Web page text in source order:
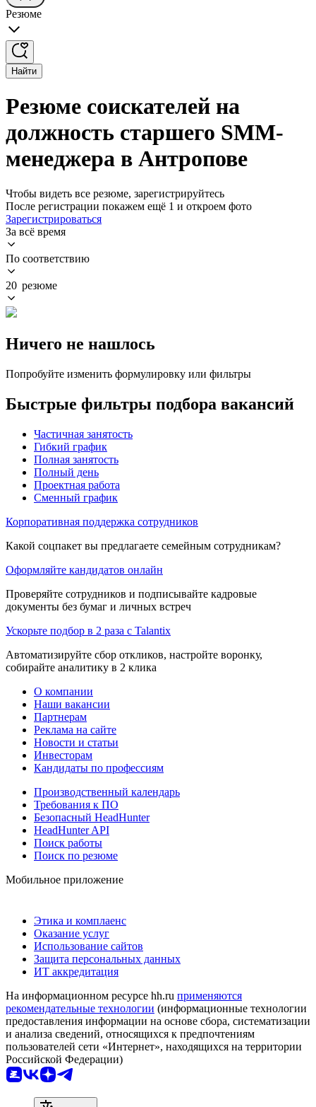
Резюме
Найти
Резюме соискателей на
должность старшего SMM-
менеджера в Антропове
Чтобы видеть все резюме, зарегистрируйтесь
После регистрации покажем ещё 1 и откроем фото
Зарегистрироваться
За всё время
По соответствию
20 резюме
Ничего не нашлось
Попробуйте изменить формулировку или фильтры
Быстрые фильтры подбора вакансий
Частичная занятость
Гибкий график
Полная занятость
Полный день
Проектная работа
Сменный график
Корпоративная поддержка сотрудников
Какой соцпакет вы предлагаете семейным сотрудникам?
Оформляйте кандидатов онлайн
Проверяйте сотрудников и подписывайте кадровые
документы без бумаг и личных встреч
Ускорьте подбор в 2 раза с Talantix
Автоматизируйте сбор откликов, настройте воронку,
собирайте аналитику в 2 клика
О компании
Наши вакансии
Партнерам
Реклама на сайте
Новости и статьи
Инвесторам
Кандидаты по профессиям
Производственный календарь
Требования к ПО
Безопасный HeadHunter
HeadHunter API
Поиск работы
Поиск по резюме
Мобильное приложение
Этика и комплаенс
Оказание услуг
Использование сайтов
Защита персональных данных
ИТ аккредитация
На информационном ресурсе hh.ru применяются
рекомендательные технологии (информационные технологии
предоставления информации на основе сбора, систематизации
и анализа сведений, относящихся к предпочтениям
пользователей сети «Интернет», находящихся на территории
Российской Федерации)